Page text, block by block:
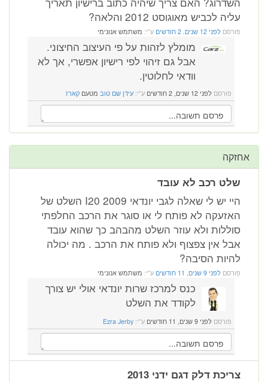
לכביש מאוגוסט 2012 והלאה?
ע"י: משתמש אנונימי
מומלץ לזהות על פי העיצוב החיצוני.
אבל גם זיהוי לפי רישיון אפשרי, אך לא
וודאי לחלוטין.
ע"י: עידן שם טוב מטעםקארז
רכב לא עובד
היי יש לי שאלה לגבי יונדאי I20 2009 השלט של
לא פותח לי או סוגר את הרכב החלפתי
ולא עוזר השלט מהבהב כך שהוא עובד
אין צפצוף ולא פותח את הרכב . מה יכולה
הסיבה?
ע"י: משתמש אנונימי
כנס למרכז שרות יונדאי אולי יש צורך
לקודד את השלט
ע"י: Ezra Jerby
דלק דגם ידני 2013